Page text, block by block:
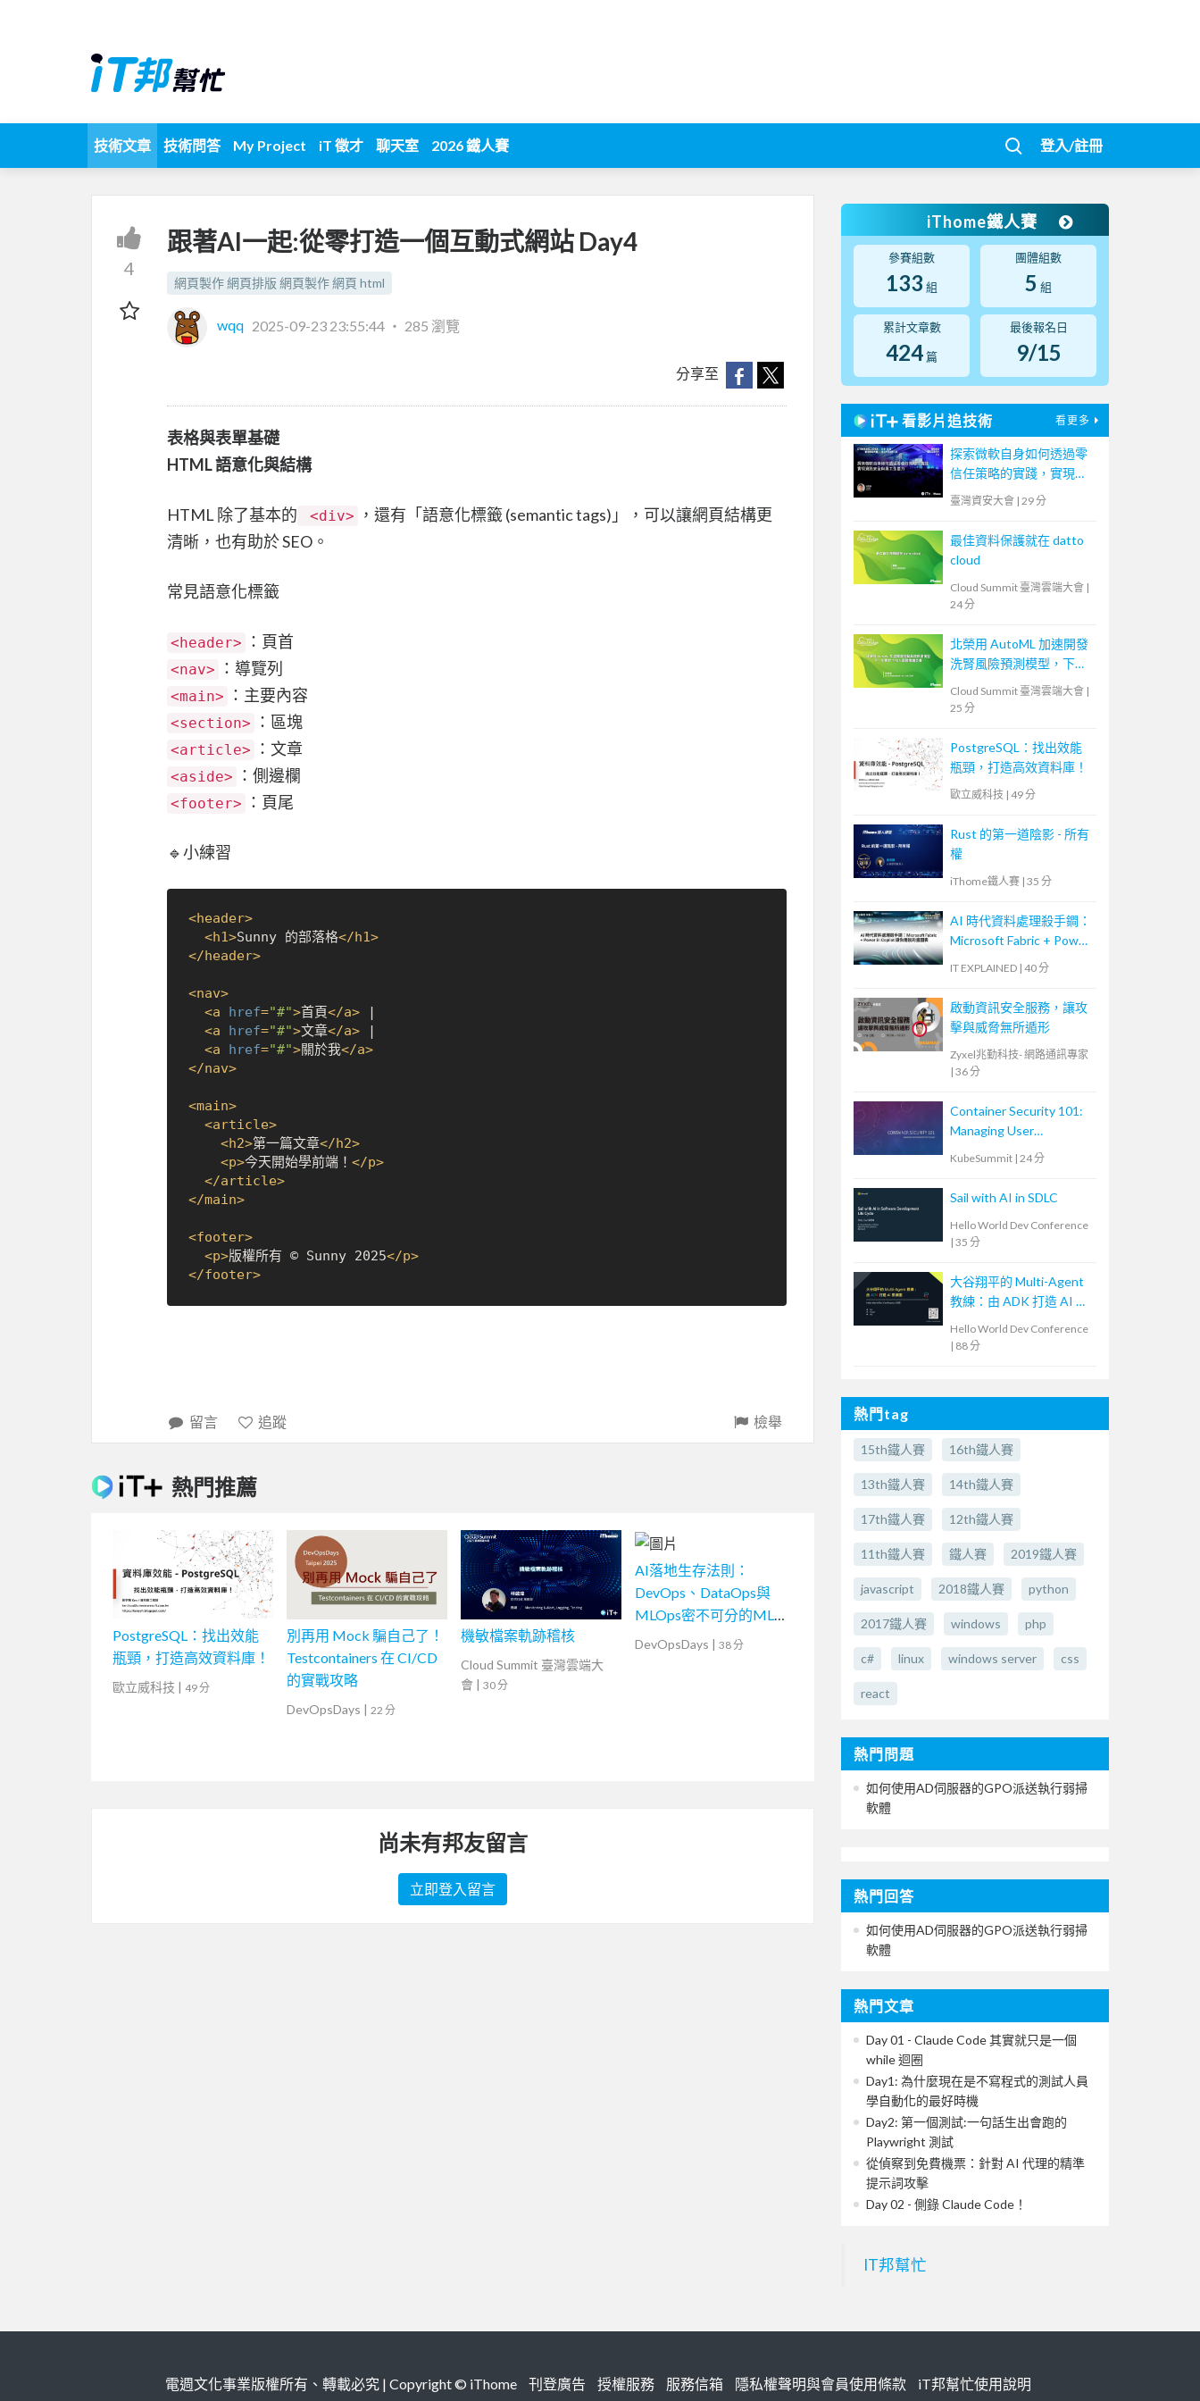
技術文章 技術問答 My Project iT 徵才 聊天室 2026 鐵人賽 登入/註冊
4
跟著AI一起:從零打造一個互動式網站 Day4
網頁製作 網頁排版 網頁製作 網頁 html
wqq 2025-09-23 23:55:44 ‧ 285 瀏覽
分享至
表格與表單基礎
HTML 語意化與結構
HTML 除了基本的 <div>
，還有「語意化標籤 (semantic tags)」，可以讓網頁結構更
清晰，也有助於 SEO。
常見語意化標籤
<header> ：頁首
<nav> ：導覽列
<main> ：主要內容
<section> ：區塊
<article> ：文章
<aside> ：側邊欄
<footer> ：頁尾
🔹小練習
<header>
<h1>Sunny 的部落格</h1>
</header>
<nav>
<a href="#">首頁</a> |
<a href="#">文章</a> |
<a href="#">關於我</a>
</nav>
<main>
<article>
<h2>第一篇文章</h2>
<p>今天開始學前端！ </p>
</article>
</main>
<footer>
<p>版權所有 © Sunny 2025</p>
</footer>
留言 追蹤 檢舉
熱門推薦
PostgreSQL：找出效能
瓶頸，打造高效資料庫！
歐立威科技 | 49 分
別再用 Mock 騙自己了！
Testcontainers 在 CI/CD
的實戰攻略
DevOpsDays | 22 分
機敏檔案軌跡稽核
Cloud Summit 臺灣雲端大
會 | 30 分
AI落地生存法則：
DevOps、DataOps與
MLOps密不可分的ML專
案現場
DevOpsDays | 38 分
尚未有邦友留言
立即登入留言
iThome鐵人賽
參賽組數
133 組
團體組數
5 組
累計文章數
424 篇
最後報名日
9/15
看影片追技術 看更多
探索微軟自身如何透過零
信任策略的實踐，實現資
訊安全與員工生產力
臺灣資安大會 | 29 分
最佳資料保護就在 datto
cloud
Cloud Summit 臺灣雲端大會 |
24 分
北榮用 AutoML 加速開發
洗腎風險預測模型，下一
步要取 TFDA 認證推廣全
臺
Cloud Summit 臺灣雲端大會 |
25 分
PostgreSQL：找出效能
瓶頸，打造高效資料庫！
歐立威科技 | 49 分
Rust 的第一道陰影 - 所有
權
iThome鐵人賽 | 35 分
AI 時代資料處理殺手鐧：
Microsoft Fabric + Power
BI Copilot 讓你用說的畫
IT EXPLAINED | 40 分
啟動資訊安全服務，讓攻
擊與威脅無所遁形
Zyxel兆勤科技- 網路通訊專家
| 36 分
Container Security 101:
Managing User
Permissions for Volumes
KubeSummit | 24 分
Sail with AI in SDLC
Hello World Dev Conference
| 35 分
大谷翔平的 Multi-Agent
教練：由 ADK 打造 AI 教
Hello World Dev Conference
| 88 分
熱門tag
15th鐵人賽 16th鐵人賽
13th鐵人賽 14th鐵人賽
17th鐵人賽 12th鐵人賽
11th鐵人賽 鐵人賽 2019鐵人賽
javascript 2018鐵人賽 python
2017鐵人賽 windows php
c# linux windows server css
react
熱門問題
如何使用AD伺服器的GPO派送執行弱掃
軟體
熱門回答
如何使用AD伺服器的GPO派送執行弱掃
軟體
熱門文章
Day 01 - Claude Code 其實就只是一個
while 迴圈
Day1: 為什麼現在是不寫程式的測試人員
學自動化的最好時機
Day2: 第一個測試:一句話生出會跑的
Playwright 測試
從偵察到免費機票：針對 AI 代理的精準
提示詞攻擊
Day 02 - 側錄 Claude Code！
IT邦幫忙
電週文化事業版權所有、轉載必究 | Copyright © iThome 刊登廣告 授權服務 服務信箱 隱私權聲明與會員使用條款 iT邦幫忙使用說明